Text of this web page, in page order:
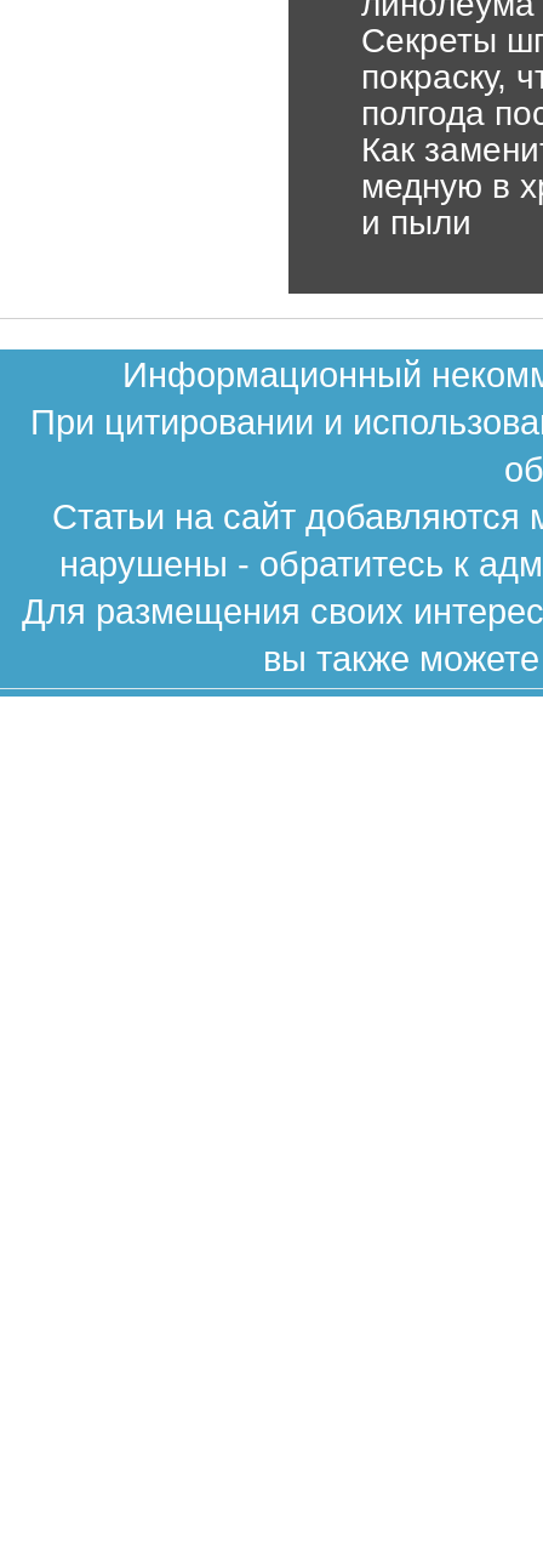
Секреты
покраску,
полгода
Как
медную в
и пыли
Информационный
При цитировании и
Статьи на сайт
нарушены - обратитесь к
Для размещения своих
вы также